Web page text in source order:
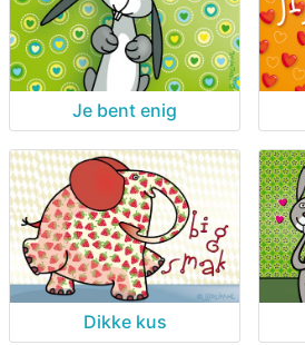
Je bent enig
Dikke kus